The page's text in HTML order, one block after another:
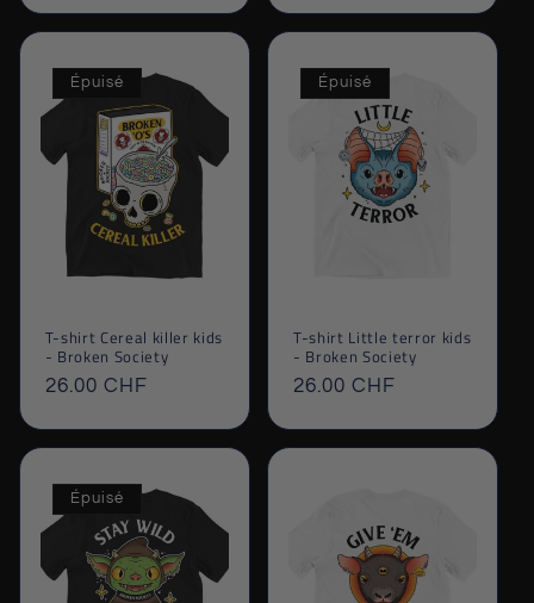
Épuisé
T-shirt Cereal killer kids
- Broken Society
Prix
26.00 CHF
Épuisé
T-shirt Little terror kids
- Broken Society
Prix
26.00 CHF
Épuisé